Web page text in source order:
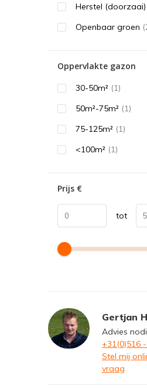
Herstel (doorzaai)
Openbaar groen
Oppervlakte gazon
30-50m² (1)
50m²-75m² (1)
75-125m² (1)
<100m² (1)
Prijs €
tot
Gertjan
Advies
+31(0)516
Stel mij
vraag